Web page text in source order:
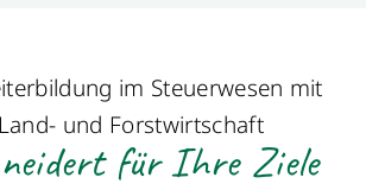
im Steuerwesen mit
und Forstwirtschaft
für Ihre Ziele